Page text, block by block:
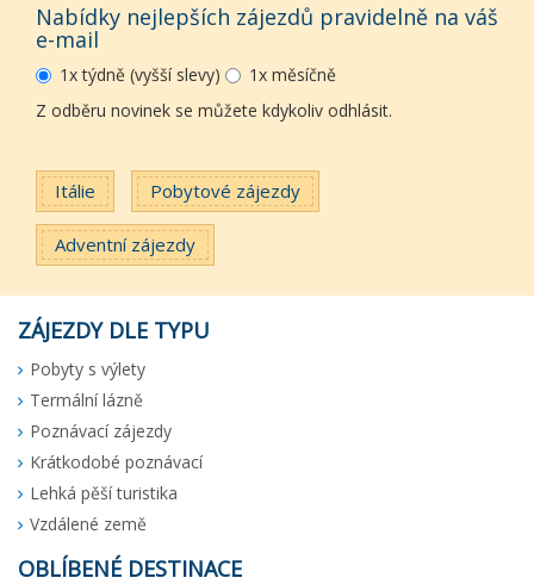
Nabídky nejlepších zájezdů pravidelně na váš
e-mail
1x týdně (vyšší slevy)
1x měsíčně
Z odběru novinek se můžete kdykoliv odhlásit.
Itálie Pobytové zájezdy
Adventní zájezdy
ZÁJEZDY DLE TYPU
Pobyty s výlety
Termální lázně
Poznávací zájezdy
Krátkodobé poznávací
Lehká pěší turistika
Vzdálené země
OBLÍBENÉ DESTINACE